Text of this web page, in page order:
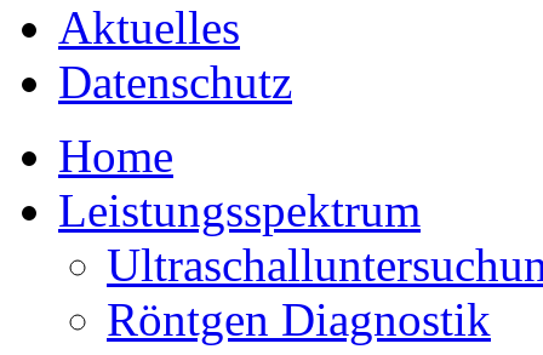
Aktuelles
Datenschutz
Home
Leistungsspektrum
Röntgen Diagnostik